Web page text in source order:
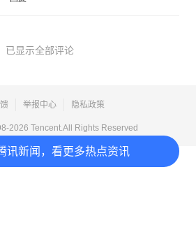
讯新闻，看更多热点资讯
已显示全部评论
举报中心 隐私政策
2026 Tencent.All Rights Reserved